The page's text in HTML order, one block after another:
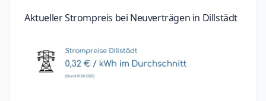
Aktueller Strompreis bei Neuverträgen in Dillstädt